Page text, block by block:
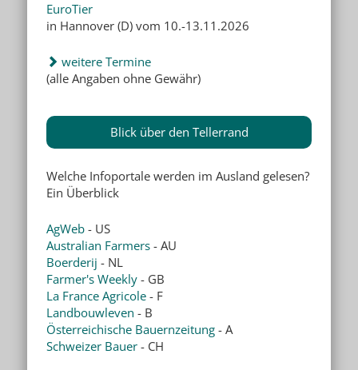
EuroTier
in Hannover (D) vom 10.-13.11.2026
weitere Termine
(alle Angaben ohne Gewähr)
Blick über den Tellerrand
Welche Infoportale werden im Ausland gelesen?
Ein Überblick
AgWeb - US
Australian Farmers - AU
Boerderij - NL
Farmer's Weekly - GB
La France Agricole - F
Landbouwleven - B
Österreichische Bauernzeitung - A
Schweizer Bauer - CH